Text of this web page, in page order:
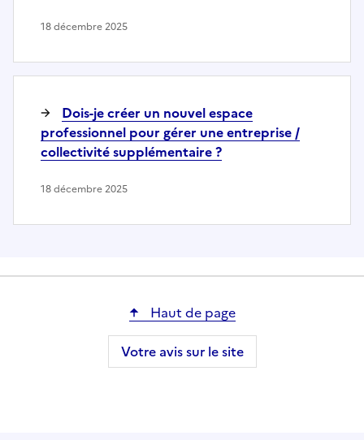
18 décembre 2025
Dois-je créer un nouvel espace
professionnel pour gérer une entreprise /
collectivité supplémentaire ?
18 décembre 2025
Haut de page
Votre avis sur le site